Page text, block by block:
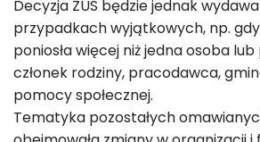
Decyzja ZUS będzie jednak
przypadkach wyjątkowych, np.
poniosła więcej niż jedna osoba
członek rodziny, pracodawca,
pomocy społecznej.
Tematyka pozostałych